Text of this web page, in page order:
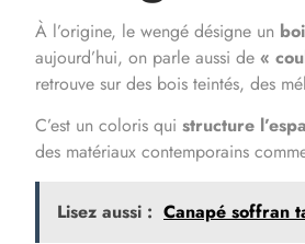
À l’origine, le wengé désigne un
aujourd’hui, on parle aussi de «
retrouve sur des bois teintés, des
C’est un coloris qui structure
des matériaux contemporains
Lisez aussi : Canapé soffran